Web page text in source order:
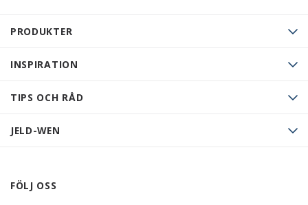
PRODUKTER
INSPIRATION
TIPS OCH RÅD
JELD-WEN
FÖLJ OSS